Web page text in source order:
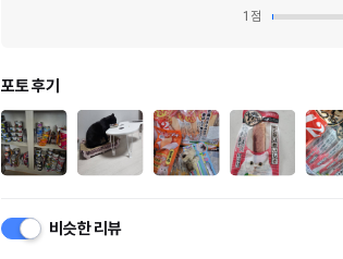
1 점
포토 후기
비슷한 리뷰